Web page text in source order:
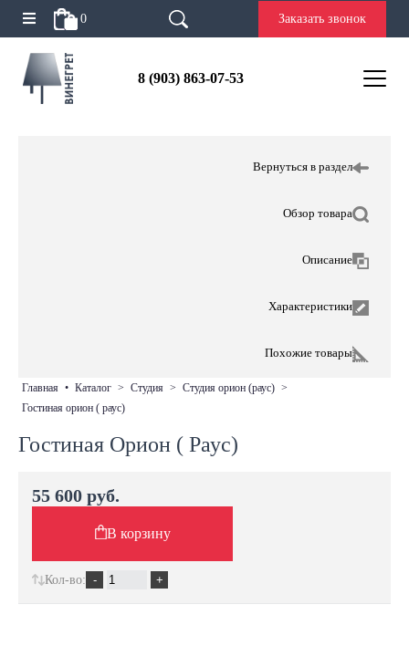
0 Заказать звонок
8 (903) 863-07-53
Вернуться в раздел
Обзор товара
Описание
Характеристики
Похожие товары
главная • каталог > студия > студия орион (раус) >
гостиная орион ( раус)
Гостиная Орион ( Раус)
55 600 руб.
В корзину
Кол-во: